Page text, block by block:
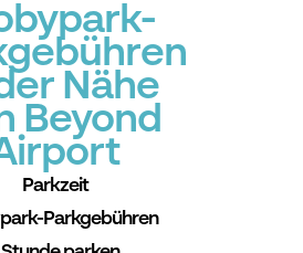
Nähe
Beyond
Parkzeit
Parkgebühren